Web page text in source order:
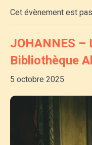
Cet évènement est
JOHANNES
Bibliothèque
5 octobre 2025